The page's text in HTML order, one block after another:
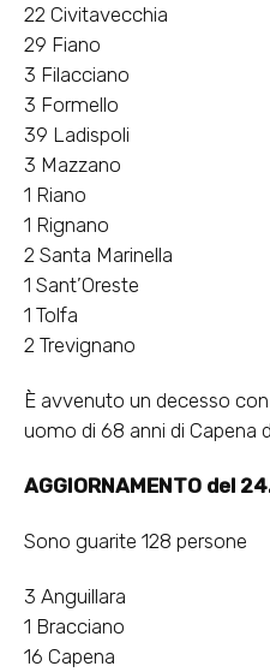
22 Civitavecchia
29 Fiano
3 Filacciano
3 Formello
39 Ladispoli
3 Mazzano
1 Riano
1 Rignano
2 Santa Marinella
1 Sant’Oreste
1 Tolfa
2 Trevignano
È avvenuto un decesso
uomo di 68 anni di Capena
AGGIORNAMENTO del
Sono guarite 128 persone
3 Anguillara
1 Bracciano
16 Capena